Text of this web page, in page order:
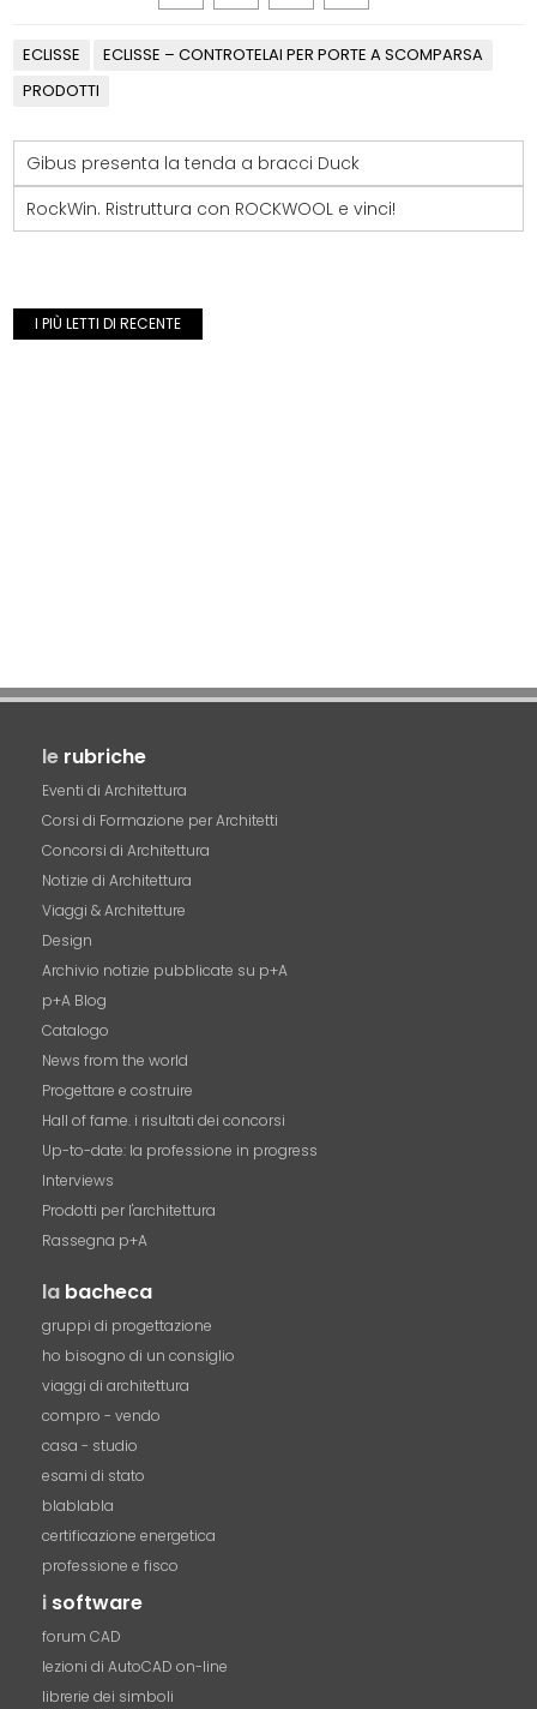
ECLISSE
ECLISSE – CONTROTELAI PER PORTE A SCOMPARSA
PRODOTTI
Gibus presenta la tenda a bracci Duck
RockWin. Ristruttura con ROCKWOOL e vinci!
I PIÙ LETTI DI RECENTE
le rubriche
Eventi di Architettura
Corsi di Formazione per Architetti
Concorsi di Architettura
Notizie di Architettura
Viaggi & Architetture
Design
Archivio notizie pubblicate su p+A
p+A Blog
Catalogo
News from the world
Progettare e costruire
Hall of fame. i risultati dei concorsi
Up-to-date: la professione in progress
Interviews
Prodotti per l'architettura
Rassegna p+A
la bacheca
gruppi di progettazione
ho bisogno di un consiglio
viaggi di architettura
compro - vendo
casa - studio
esami di stato
blablabla
certificazione energetica
professione e fisco
i software
forum CAD
lezioni di AutoCAD on-line
librerie dei simboli